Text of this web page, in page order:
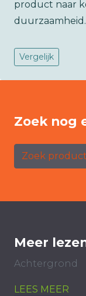
product naar
duurzaamheid.
Vergelijk
Zoek nog
Zoek product
Meer
Achtergrond
LEES MEER